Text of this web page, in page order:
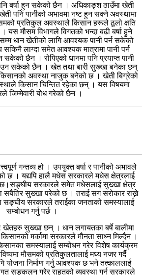
बर्षा हुन सकेको छैन । अधिकाङ्श ठाउँमा खेती
पनि पानीको अभावमा नष्ट हुन सक्ने अवस्थामा
प्रतिकुल अवस्थाले किसान हरूले ठूलो क्षति
। यस मौसम विभागले विगतको भन्दा बढी बर्षा हुने
धान खेतीको लागि आवश्यक पानी पर्न सकेको
लाग्दा समेत आवश्यक मात्रामा पानी पर्न
सकेको छैन । रोपिएको धानमा पनि प्रयाप्त पानी
सकेको छैन । खेत तथा बारी सुख्खा बनेका छन्
अवस्था नाजुक बनेको छ । खेती बिग्रेको
किसान चिन्तित रहेका छन् । यस विषयमा
जिम्मेवारी बोध गरेको छैन ।
गन्तव्य हो । उपयुक्त बर्षा र पानीको अभावले
छ । यद्यपि हालै मधेस सरकारले मधेस क्षेत्रलाई
छ।सङ्घीय सरकारले समेत मधेसलाई सुख्खा क्षेत्र
सबैतिर सुख्खा परेको छ । तराई सग सरोकार राख्ने
सरकारले तराईका जनताको समस्यालाई
सम्बोधन गर्नु पर्छ ।
खेतहरु सुख्खा छन् । धान लगायतका बर्षे बालीमा
मर्कामा सरकारले मौनता साध्न मिल्दैन ।
समस्यालाई सम्बोधन गरेर विशेष कार्यक्रम
मौसमको प्रतिकुलतालाई मध्य नजर गर्दै
योजना निर्माण गर्नु आवश्यक छ भने तत्काललाई
सङ्कलन गरेर राहतको व्यवस्था गर्न सरकारले